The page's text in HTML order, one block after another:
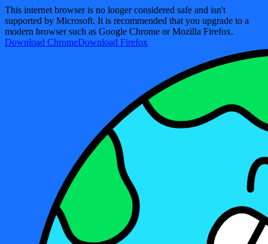
This internet browser is no longer considered safe and isn't
supported by Microsoft. It is recommended that you upgrade to a
modern browser such as Google Chrome or Mozilla Firefox.
Download ChromeDownload Firefox